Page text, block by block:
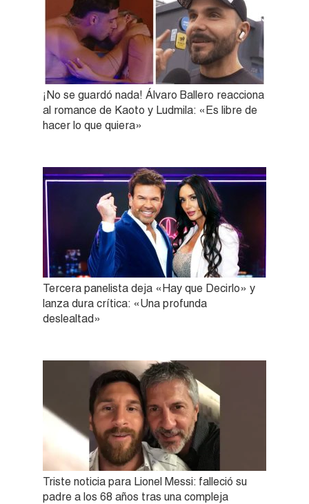
¡No se guardó nada! Álvaro Ballero reacciona
al romance de Kaoto y Ludmila: «Es libre de
hacer lo que quiera»
Tercera panelista deja «Hay que Decirlo» y
lanza dura crítica: «Una profunda
deslealtad»
Triste noticia para Lionel Messi: falleció su
padre a los 68 años tras una compleja